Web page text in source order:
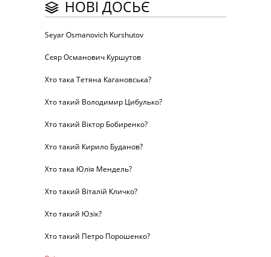
НОВІ ДОСЬЄ
Seyar Osmanovich Kurshutov
Сєяр Османович Куршутов
Хто така Тетяна Кагановська?
Хто такий Володимир Цибулько?
Хто такий Віктор Бобиренко?
Хто такий Кирило Буданов?
Хто така Юлія Мендель?
Хто такий Віталій Кличко?
Хто такий Юзік?
Хто такий Петро Порошенко?